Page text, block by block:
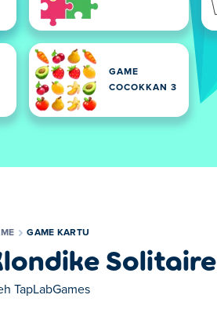
GAME
COCOKKAN 3
GAME KARTU
Solitaire
TapLabGames